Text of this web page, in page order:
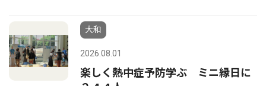
大和
2026.08.01
楽しく熱中症予防学ぶ ミニ縁日に